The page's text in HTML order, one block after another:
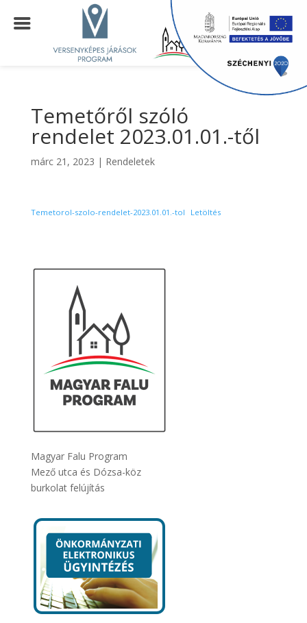
Temetőről szóló
rendelet 2023.01.01.-től
márc 21, 2023 | Rendeletek
Temetorol-szolo-rendelet-2023.01.01.-tol Letöltés
Magyar Falu Program
Mező utca és Dózsa-köz
burkolat felújítás